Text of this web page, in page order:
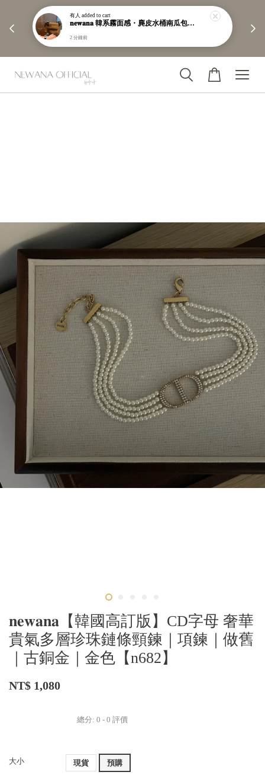
        【分享購物評價💬】贈$30元購物金
𝐧𝐞𝐰𝐚𝐧𝐚【韓國高訂版】CD字母 奢華
貴氣多層珍珠鏈條頸鍊｜項鍊｜做舊
｜古銅金｜金色【n682】
NT$ 1,080
總分: 0 - 0 評價
大小 現貨 預購
有人 added to cart
𝐧𝐞𝐰𝐚𝐧𝐚 韓系霧面感・麂皮水桶南瓜包｜通勤日常包｜高級皮革｜現貨＋預購【nk62】
2 分鐘前